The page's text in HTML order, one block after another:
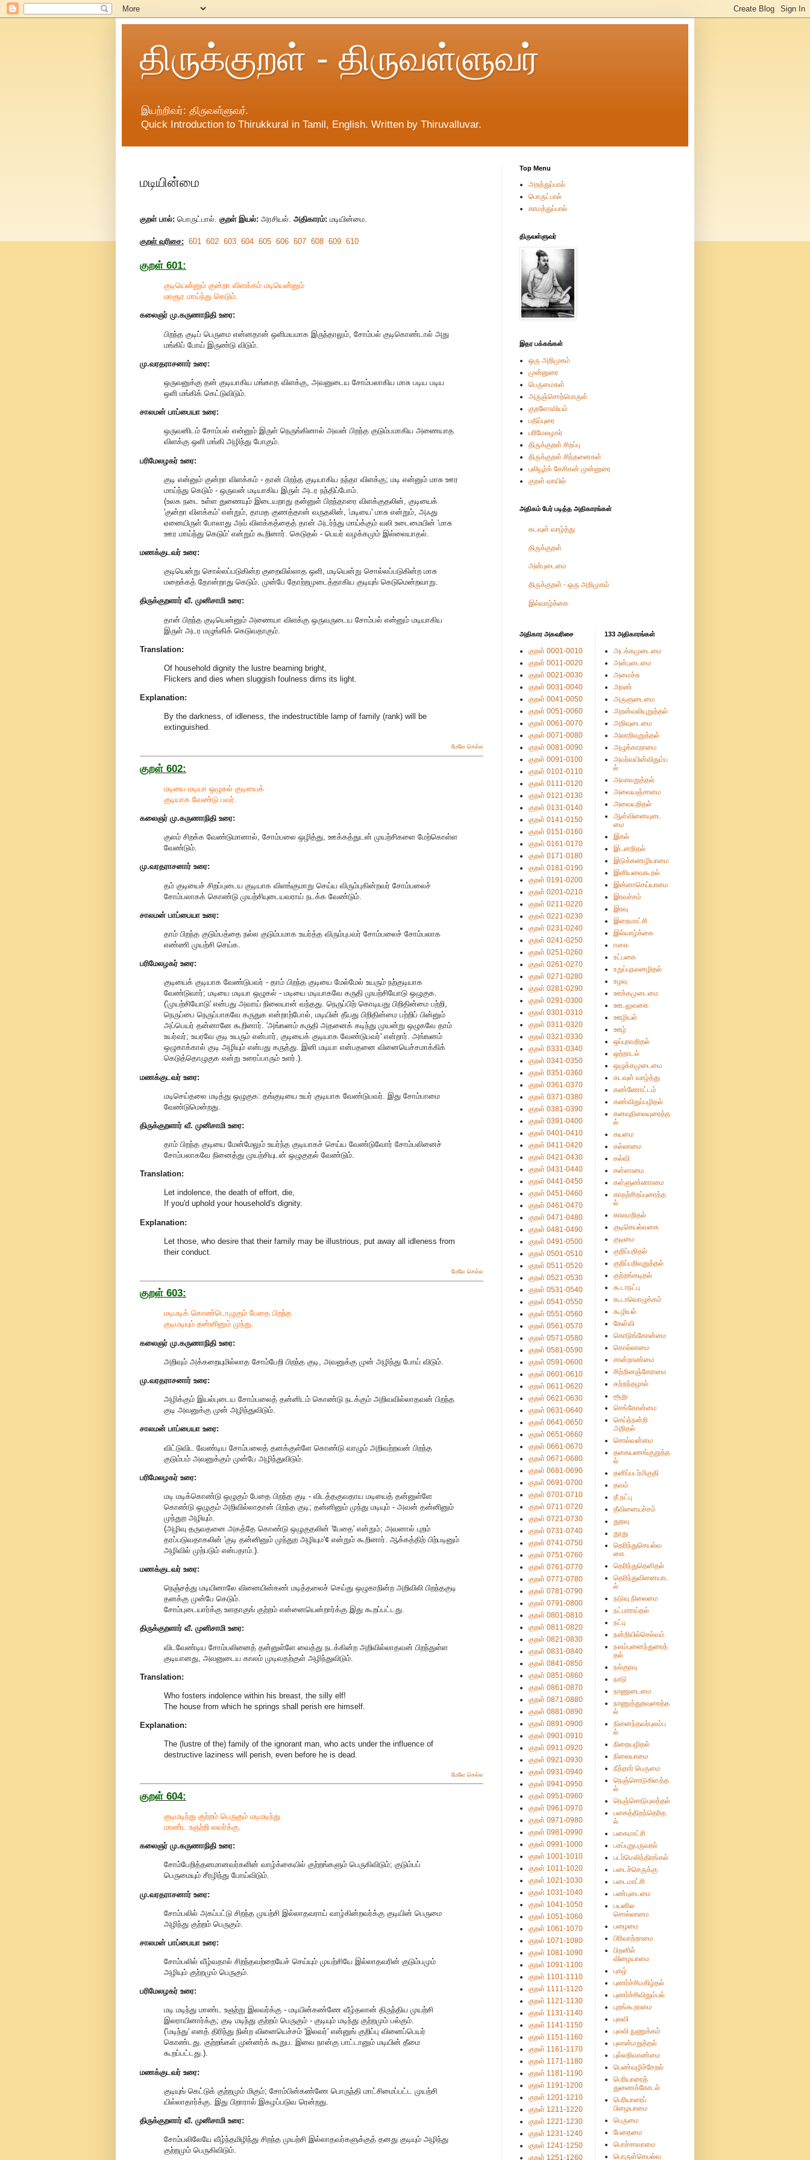
திருக்குறள் - திருவள்ளுவர்
இயற்றிவர்: திருவள்ளுவர்.
Quick Introduction to Thirukkural in Tamil, English. Written by Thiruvalluvar.
மடியின்மை
குறள் பால்: பொருட்பால். குறள் இயல்: அரசியல். அதிகாரம்: மடியின்மை.
குறள் வரிசை: 601 602 603 604 605 606 607 608 609 610
குறள் 601:
குடியென்னும் குன்றா விளக்கம் மடியென்னும்
மாசூர மாய்ந்து கெடும்.
கலைஞர் மு.கருணாநிதி உரை:
பிறந்த குடிப் பெருமை என்னதான் ஒளிமயமாக இருந்தாலும், சோம்பல் குடிகொண்டால் அது
மங்கிப் போய் இருண்டு விடும்.
மு.வரதராசனார் உரை:
ஒருவனுக்கு தன் குடியாகிய மங்காத விளக்கு, அவனுடைய சோம்பலாகிய மாசு படிய படிய
ஒளி மங்கிக் கெட்டுவிடும்.
சாலமன் பாப்பையா உரை:
ஒருவனிடம் சோம்பல் என்னும் இருள் நெருங்கினால் அவன் பிறந்த குடும்பமாகிய அணையாத
விளக்கு ஒளி மங்கி அழிந்து போகும்.
பரிமேலழகர் உரை:
குடி என்னும் குன்றா விளக்கம் - தான் பிறந்த குடியாகிய நந்தா விளக்கு; மடி என்னும் மாசு ஊர
மாய்ந்து கெடும் - ஒருவன் மடியாகிய இருள் அடர நந்திப்போம்.
(உலக நடை உள்ள துணையும் இடையறாது தன்னுள் பிறந்தாரை விளக்குதலின், குடியைக்
'குன்றா விளக்கம்' என்றும், தாமத குணத்தான் வருதலின், 'மடியை' மாசு என்றும், அஃது
ஏனையிருள் போலாது அவ் விளக்கத்தைத் தான் அடர்ந்து மாய்க்கும் வலி உடைமையின் 'மாசு
ஊர மாய்ந்து கெடும்' என்றும் கூறினார். கெடுதல் - பெயர் வழக்கமும் இல்லையாதல்.
மணக்குடவர் உரை:
குடியென்று சொல்லப்படுகின்ற குறைவில்லாத ஒளி, மடியென்று சொல்லப்படுகின்ற மாசு
மறைக்கத் தோன்றாது கெடும். முன்பே தோற்றமுடைத்தாகிய குடியுங் கெடுமென்றவாறு.
திருக்குறளார் வீ. முனிசாமி உரை:
தான் பிறந்த குடியென்னும் அணையா விளக்கு ஒருவருடைய சோம்பல் என்னும் மடியாகிய
இருள் அடர மழுங்கிக் கெடுவதாகும்.
Translation:
Of household dignity the lustre beaming bright,
Flickers and dies when sluggish foulness dims its light.
Explanation:
By the darkness, of idleness, the indestructible lamp of family (rank) will be
extinguished.
மேலே செல்ல
குறள் 602:
மடியை மடியா ஒழுகல் குடியைக்
குடியாக வேண்டு பவர்.
கலைஞர் மு.கருணாநிதி உரை:
குலம் சிறக்க வேண்டுமானால், சோம்பலை ஒழித்து, ஊக்கத்துடன் முயற்சிகளை மேற்கொள்ள
வேண்டும்.
மு.வரதராசனார் உரை:
தம் குடியைச் சிறப்புடைய குடியாக விளங்குமாறு செய்ய விரும்புகின்றவர் சோம்பலைச்
சோம்பலாகக் கொண்டு முயற்சியுடையவராய் நடக்க வேண்டும்.
சாலமன் பாப்பையா உரை:
தாம் பிறந்த குடும்பத்தை நல்ல குடும்பமாக உயர்த்த விரும்புபவர் சோம்பலைச் சோம்பலாக
எண்ணி முயற்சி செய்க.
பரிமேலழகர் உரை:
குடியைக் குடியாக வேண்டுபவர் - தாம் பிறந்த குடியை மேல்மேல் உயரும் நற்குடியாக
வேண்டுவார்; மடியை மடியா ஒழுகல் - மடியை மடியாகவே கருதி முயற்சியோடு ஒழுகுக.
('முயற்சியோடு' என்பது அவாய் நிலையான் வந்தது. நெருப்பிற் கொடியது பிறிதின்மை பற்றி,
நெருப்பை நெருப்பாகவே கருதுக என்றாற்போல், மடியின் தீயது பிறிதின்மை பற்றிப் பின்னும்
அப்பெயர் தன்னானே கூறினார். 'அங்ஙனம் கருதி அதனைக் கடிந்து முயன்று ஒழுகவே தாம்
உயர்வர்; உயரவே குடி உயரும் என்பார், குடியைக் குடியாக வேண்டுபவர்' என்றார். அங்ஙனம்
ஒழுகாக்கால் குடி அழியும் என்பது கருத்து. இனி மடியா என்பதனை வினையெச்சமாக்கிக்
கெடுத்தொழுகுக என்று உரைப்பாரும் உளர்.).
மணக்குடவர் உரை:
மடிசெய்தலை மடித்து ஒழுகுக: தங்குடியை உயர் குடியாக வேண்டுபவர். இது சோம்பாமை
வேண்டுமென்றது.
திருக்குறளார் வீ. முனிசாமி உரை:
தாம் பிறந்த குடியை மேன்மேலும் உயர்ந்த குடியாகச் செய்ய வேண்டுவோர் சோம்பலினைச்
சோம்பலாகவே நினைத்து முயற்சியுடன் ஒழுகுதல் வேண்டும்.
Translation:
Let indolence, the death of effort, die,
If you'd uphold your household's dignity.
Explanation:
Let those, who desire that their family may be illustrious, put away all idleness from
their conduct
மேலே செல்ல
குறள் 603:
மடிமடிக் கொண்டொழுகும் பேதை பிறந்த
குடிமடியும் தன்னினும் முந்து.
கலைஞர் மு.கருணாநிதி உரை:
அறிவும் அக்கறையுமில்லாத சோம்பேறி பிறந்த குடி, அவனுக்கு முன் அழிந்து போய் விடும்.
மு.வரதராசனார் உரை:
அழிக்கும் இயல்புடைய சோம்பலைத் தன்னிடம் கொண்டு நடக்கும் அறிவவில்லாதவன் பிறந்த
குடி அவனுக்கு முன் அழிந்துவிடும்.
சாலமன் பாப்பையா உரை:
விட்டுவிட வேண்டிய சோம்பலைத் தனக்குள்ளே கொண்டு வாழும் அறிவற்றவன் பிறந்த
குடும்பம் அவனுக்கும் முன்பே அழிந்துவிடும்.
பரிமேலழகர் உரை:
மடி மடிக்கொண்டு ஒழுகும் பேதை பிறந்த குடி - விடத்தகுவதாய மடியைத் தன்னுள்ளே
கொண்டு ஒழுகும் அறிவில்லாதான் பிறந்த குடி; தன்னினும் முந்து மடியும் - அவன் தன்னினும்
முந்துற அழியும்.
(அழிவு தருவதனை அகத்தே கொண்டு ஒழுகுதலின் 'பேதை' என்றும்; அவனால் புறம்
தரப்படுவதாகலின் 'குடி தன்னினும் முந்துற அழியும'¢ என்றும் கூறினார். ஆக்கத்திற் பிற்படினும்
அழிவில் முற்படும் என்பதாம்.).
மணக்குடவர் உரை:
நெஞ்சத்து மடியினாலே வினையின்கண் மடித்தலைச் செய்து ஒழுகாநின்ற அறிவிலி பிறந்தகுடி
தனக்கு முன்பே கெடும்.
சோம்புடையார்க்கு உளதாகுங் குற்றம் என்னையென்றார்க்கு இது கூறப்பட்டது.
திருக்குறளார் வீ. முனிசாமி உரை:
விடவேண்டிய சோம்பலினைத் தன்னுள்ளே வைத்து நடக்கின்ற அறிவில்லாதவன் பிறந்துள்ள
குடியானது, அவனுடைய காலம் முடிவதற்குள் அழிந்துவிடும்.
Translation:
Who fosters indolence within his breast, the silly elf!
The house from which he springs shall perish ere himself.
Explanation:
The (lustre of the) family of the ignorant man, who acts under the influence of
destructive laziness will perish, even before he is dead.
மேலே செல்ல
குறள் 604:
குடிமடிந்து குற்றம் பெருகும் மடிமடிந்து
மாண்ட உஞற்றி லவர்க்கு.
கலைஞர் மு.கருணாநிதி உரை:
சோம்பேறித்தனமானவர்களின் வாழ்க்கையில் குற்றங்களும் பெருகிவிடும்; குடும்பப்
பெருமையும் சீரழிந்து போய்விடும்.
மு.வரதராசனார் உரை:
சோம்பலில் அகப்பட்டு சிறந்த முயற்சி இல்லாதவராய் வாழ்கின்றவர்க்கு குடியின் பெருமை
அழிந்து குற்றம் பெருகும்.
சாலமன் பாப்பையா உரை:
சோம்பலில் வீழ்வதால் சிறந்தவற்றையேச் செய்யும் முயற்சியே இல்லாதவரின் குடும்பமும்
அழியும் குற்றமும் பெருகும்.
பரிமேலழகர் உரை:
மடி மடிந்து மாண்ட உஞற்று இலவர்க்கு - மடியின்கண்ணே வீழ்தலான் திருந்திய முயற்சி
இலராயினார்க்கு; குடி மடிந்து குற்றம் பெருகும் - குடியும் மடிந்து குற்றமும் பல்கும்.
('மடிந்து' எனத் திரிந்து நின்ற வினையெச்சம் 'இலவர்' என்னுங் குறிப்பு வினைப்பெயர்
கொண்டது. குற்றங்கள் முன்னர்க் கூறுப. இவை நான்கு பாட்டானும் மடியின் தீமை
கூறப்பட்டது.).
மணக்குடவர் உரை:
குடியுங் கெட்டுக் குற்றமும் மிகும்; சோம்பின்கண்ணே பொருந்தி மாட்சிமைப்பட்ட முயற்சி
யில்லாதார்க்கு. இது பிறாரால் இகழப்படுவ ரென்றது.
திருக்குறளார் வீ. முனிசாமி உரை:
சோம்பலிலேயே வீழ்ந்தமிழிந்து சிறந்த முயற்சி இல்லாதவர்களுக்குத் தனது குடியும் அழிந்து
குற்றமும் பெருகிவிடும்.
Top Menu
அறத்துப்பால்
பொருட்பால்
காமத்துப்பால்
திருவள்ளுவர்
இதர பக்கங்கள்
ஒரு அறிமுகம்
முன்னுரை
பெருமைகள்
அருஞ்சொற்பொருள்
குறளோவியம்
பதிப்புரை
பரிமேலழகர்
திருக்குறள் சிறப்பு
திருக்குறள் சிந்தனைகள்
புலியூர்க் கேசிகன் முன்னுரை
குறள் வாயில்
அதிகம் பேர் படித்த அதிகாரங்கள்
கடவுள் வாழ்த்து
திருக்குறள்
அன்புடைமை
திருக்குறள் - ஒரு அறிமுகம்
இல்வாழ்க்கை
அதிகார அகவரிசை
குறள் 0001-0010
குறள் 0011-0020
குறள் 0021-0030
குறள் 0031-0040
குறள் 0041-0050
குறள் 0051-0060
குறள் 0061-0070
குறள் 0071-0080
குறள் 0081-0090
குறள் 0091-0100
குறள் 0101-0110
குறள் 0111-0120
குறள் 0121-0130
குறள் 0131-0140
குறள் 0141-0150
குறள் 0151-0160
குறள் 0161-0170
குறள் 0171-0180
குறள் 0181-0190
குறள் 0191-0200
குறள் 0201-0210
குறள் 0211-0220
குறள் 0221-0230
குறள் 0231-0240
குறள் 0241-0250
குறள் 0251-0260
குறள் 0261-0270
குறள் 0271-0280
குறள் 0281-0290
குறள் 0291-0300
குறள் 0301-0310
குறள் 0311-0320
குறள் 0321-0330
குறள் 0331-0340
குறள் 0341-0350
குறள் 0351-0360
குறள் 0361-0370
குறள் 0371-0380
குறள் 0381-0390
குறள் 0391-0400
குறள் 0401-0410
குறள் 0411-0420
குறள் 0421-0430
குறள் 0431-0440
குறள் 0441-0450
குறள் 0451-0460
குறள் 0461-0470
குறள் 0471-0480
குறள் 0481-0490
குறள் 0491-0500
குறள் 0501-0510
குறள் 0511-0520
குறள் 0521-0530
குறள் 0531-0540
குறள் 0541-0550
குறள் 0551-0560
குறள் 0561-0570
குறள் 0571-0580
குறள் 0581-0590
குறள் 0591-0600
குறள் 0601-0610
குறள் 0611-0620
குறள் 0621-0630
குறள் 0631-0640
குறள் 0641-0650
குறள் 0651-0660
குறள் 0661-0670
குறள் 0671-0680
குறள் 0681-0690
குறள் 0691-0700
குறள் 0701-0710
குறள் 0711-0720
குறள் 0721-0730
குறள் 0731-0740
குறள் 0741-0750
குறள் 0751-0760
குறள் 0761-0770
குறள் 0771-0780
குறள் 0781-0790
குறள் 0791-0800
குறள் 0801-0810
குறள் 0811-0820
குறள் 0821-0830
குறள் 0831-0840
குறள் 0841-0850
குறள் 0851-0860
குறள் 0861-0870
குறள் 0871-0880
குறள் 0881-0890
குறள் 0891-0900
குறள் 0901-0910
குறள் 0911-0920
குறள் 0921-0930
குறள் 0931-0940
குறள் 0941-0950
குறள் 0951-0960
குறள் 0961-0970
குறள் 0971-0980
குறள் 0981-0990
குறள் 0991-1000
குறள் 1001-1010
குறள் 1011-1020
குறள் 1021-1030
குறள் 1031-1040
குறள் 1041-1050
குறள் 1051-1060
குறள் 1061-1070
குறள் 1071-1080
குறள் 1081-1090
குறள் 1091-1100
குறள் 1101-1110
குறள் 1111-1120
குறள் 1121-1130
குறள் 1131-1140
குறள் 1141-1150
குறள் 1151-1160
குறள் 1161-1170
குறள் 1171-1180
குறள் 1181-1190
குறள் 1191-1200
குறள் 1201-1210
குறள் 1211-1220
குறள் 1221-1230
குறள் 1231-1240
குறள் 1241-1250
குறள் 1251-1260
133 அதிகாரங்கள்
அடக்கமுடைமை
அன்புடைமை
அமைச்சு
அரண்
அருளுடைமை
அறன்வலியுறுத்தல்
அறிவுடைமை
அலரறிவுறுத்தல்
அழுக்காறாமை
அவர்வயின்விதும்ப
ல்
அவாவறுத்தல்
அவையஞ்சாமை
அவையறிதல்
ஆள்வினையுடை
மை
இகல்
இடனறிதல்
இடுக்கணழியாமை
இனியவைகூறல்
இன்னாசெய்யாமை
இரவச்சம்
இரவு
இறைமாட்சி
இல்வாழ்க்கை
ஈகை
உட்பகை
உறுப்புநலனழிதல்
உழவு
ஊக்கமுடைமை
ஊடலுவகை
ஊழியல்
ஊழ்
ஒப்புரவறிதல்
ஒற்றாடல்
ஒழுக்கமுடைமை
கடவுள் வாழ்த்து
கண்ணோட்டம்
கண்விதுப்பழிதல்
கனவுநிலையுரைத்த
ல்
கயமை
கல்லாமை
கல்வி
கள்ளாமை
கள்ளுண்ணாமை
காதற்சிறப்புரைத்த
ல்
காலமறிதல்
குடிசெயல்வகை
குடிமை
குறிப்பறிதல்
குறிப்பறிவுறுத்தல்
குற்றங்கடிதல்
கூடாநட்பு
கூடாவொழுக்கம்
கூழியல்
கேள்வி
கொடுங்கோன்மை
கொல்லாமை
சான்றாண்மை
சிற்றினஞ்சேராமை
சுற்றந்தழால்
சூது
செங்கோன்மை
செய்ந்நன்றி
அறிதல்
சொல்வன்மை
தகையணங்குறுத்த
ல்
தனிப்படர்மிகுதி
தவம்
தீ நட்பு
தீவினையச்சம்
துறவு
தூது
தெரிந்துசெயல்வ
கை
தெரிந்துதெளிதல்
தெரிந்துவினையாட
ல்
நடுவு நிலைமை
நட்பாராய்தல்
நட்பு
நன்றியில்செல்வம்
நலம்புனைந்துரைத்
தல்
நல்குரவு
நாடு
நாணுடைமை
நாணுத்துறவுரைத்த
ல்
நினைந்தவர்புலம்ப
ல்
நிறையழிதல்
நிலையாமை
நீத்தார் பெருமை
நெஞ்சொடுகிளத்த
ல்
நெஞ்சொடுபுலத்தல்
பகைத்திறந்தெரித
ல்
பகைமாட்சி
பசப்புறுபருவரல்
படர்மெலிந்திரங்கல்
படைச்செருக்கு
படைமாட்சி
பண்புடைமை
பயனில
சொல்லாமை
பழைமை
பிரிவாற்றாமை
பிறனில்
விழையாமை
புகழ்
புணர்ச்சிமகிழ்தல்
புணர்ச்சிவிதும்பல்
புறங்கூறாமை
புலவி
புலவி நுணுக்கம்
புலான்மறுத்தல்
புல்லறிவாண்மை
பெண்வழிச்சேறல்
பெரியாரைத்
துணைக்கோடல்
பெரியாரைப்
பிழையாமை
பெருமை
பேதைமை
பொச்சாவாமை
பொருள்செயல்வ